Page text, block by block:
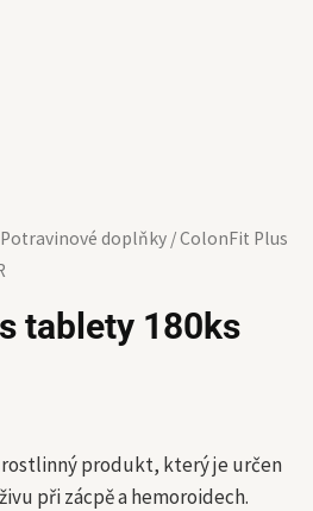
Potravinové doplňky / ColonFit Plus
tablety 180ks
rostlinný produkt, který je určen
při zácpě a hemoroidech.